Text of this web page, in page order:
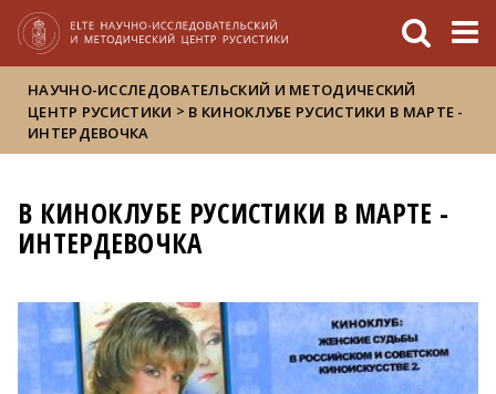
НАУЧНО-ИССЛЕДОВАТЕЛЬСКИЙ И МЕТОДИЧЕСКИЙ
ЦЕНТР РУСИСТИКИ > В КИНОКЛУБЕ РУСИСТИКИ В МАРТЕ -
ИНТЕРДЕВОЧКА
В КИНОКЛУБЕ РУСИСТИКИ В МАРТЕ -
ИНТЕРДЕВОЧКА